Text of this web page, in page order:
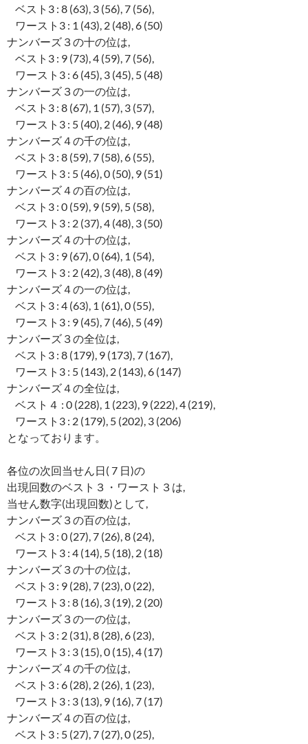
ベスト3 : 8 (63), 3 (56), 7 (56),
ワースト3 : 1 (43), 2 (48), 6 (50)
ナンバーズ３の十の位は,
ベスト3 : 9 (73), 4 (59), 7 (56),
ワースト3 : 6 (45), 3 (45), 5 (48)
ナンバーズ３の一の位は,
ベスト3 : 8 (67), 1 (57), 3 (57),
ワースト3 : 5 (40), 2 (46), 9 (48)
ナンバーズ４の千の位は,
ベスト3 : 8 (59), 7 (58), 6 (55),
ワースト3 : 5 (46), 0 (50), 9 (51)
ナンバーズ４の百の位は,
ベスト3 : 0 (59), 9 (59), 5 (58),
ワースト3 : 2 (37), 4 (48), 3 (50)
ナンバーズ４の十の位は,
ベスト3 : 9 (67), 0 (64), 1 (54),
ワースト3 : 2 (42), 3 (48), 8 (49)
ナンバーズ４の一の位は,
ベスト3 : 4 (63), 1 (61), 0 (55),
ワースト3 : 9 (45), 7 (46), 5 (49)
ナンバーズ３の全位は,
ベスト3 : 8 (179), 9 (173), 7 (167),
ワースト3 : 5 (143), 2 (143), 6 (147)
ナンバーズ４の全位は,
ベスト４ : 0 (228), 1 (223), 9 (222), 4 (219),
ワースト3 : 2 (179), 5 (202), 3 (206)
となっております。
各位の次回当せん日( 7 日)の
出現回数のベスト３・ワースト３は,
当せん数字(出現回数)として,
ナンバーズ３の百の位は,
ベスト3 : 0 (27), 7 (26), 8 (24),
ワースト3 : 4 (14), 5 (18), 2 (18)
ナンバーズ３の十の位は,
ベスト3 : 9 (28), 7 (23), 0 (22),
ワースト3 : 8 (16), 3 (19), 2 (20)
ナンバーズ３の一の位は,
ベスト3 : 2 (31), 8 (28), 6 (23),
ワースト3 : 3 (15), 0 (15), 4 (17)
ナンバーズ４の千の位は,
ベスト3 : 6 (28), 2 (26), 1 (23),
ワースト3 : 3 (13), 9 (16), 7 (17)
ナンバーズ４の百の位は,
ベスト3 : 5 (27), 7 (27), 0 (25),